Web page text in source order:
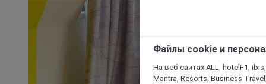
Файлы cookie и
На веб-сайтах ALL, hotelF1,
Mantra, Resorts, Business